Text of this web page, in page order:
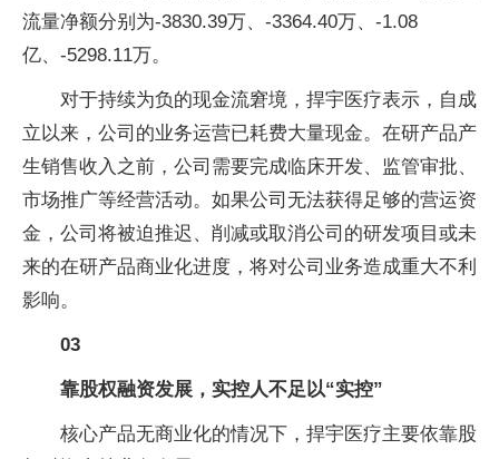
流量净额分别为-3830.39万、-3364.40万、-1.08
亿、-5298.11万。
对于持续为负的现金流窘境，捍宇医疗表示，自成
立以来，公司的业务运营已耗费大量现金。在研产品产
生销售收入之前，公司需要完成临床开发、监管审批、
市场推广等经营活动。如果公司无法获得足够的营运资
金，公司将被迫推迟、削减或取消公司的研发项目或未
来的在研产品商业化进度，将对公司业务造成重大不利
影响。
03
靠股权融资发展，实控人不足以“实控”
核心产品无商业化的情况下，捍宇医疗主要依靠股